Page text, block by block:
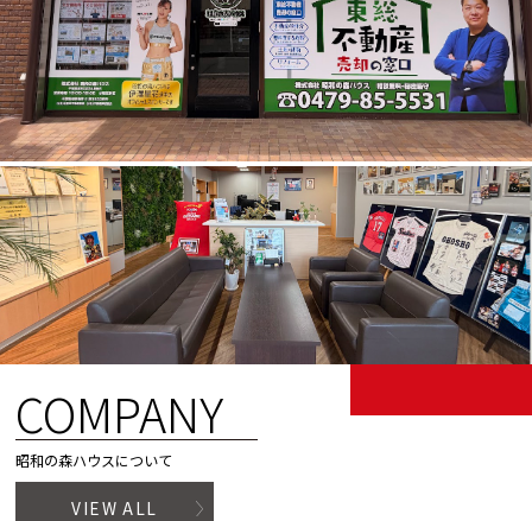
COMPANY
昭和の森ハウスについて
VIEW ALL